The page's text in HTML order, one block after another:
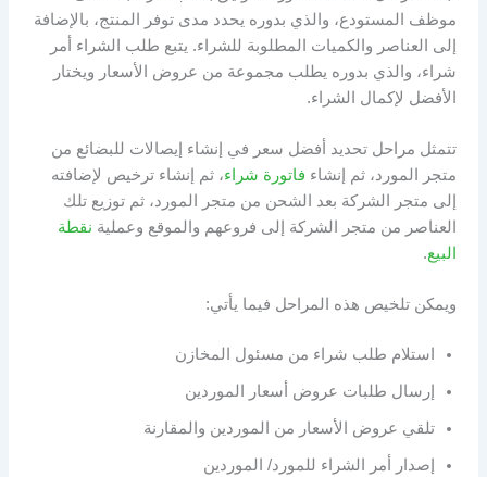
موظف المستودع، والذي بدوره يحدد مدى توفر المنتج، بالإضافة
إلى العناصر والكميات المطلوبة للشراء. يتبع طلب الشراء أمر
شراء، والذي بدوره يطلب مجموعة من عروض الأسعار ويختار
الأفضل لإكمال الشراء.
تتمثل مراحل تحديد أفضل سعر في إنشاء إيصالات للبضائع من
متجر المورد، ثم إنشاء فاتورة شراء، ثم إنشاء ترخيص لإضافته
إلى متجر الشركة بعد الشحن من متجر المورد، ثم توزيع تلك
العناصر من متجر الشركة إلى فروعهم والموقع وعملية نقطة
البيع.
ويمكن تلخيص هذه المراحل فيما يأتي:
استلام طلب شراء من مسئول المخازن
إرسال طلبات عروض أسعار الموردين
تلقي عروض الأسعار من الموردين والمقارنة
إصدار أمر الشراء للمورد/ الموردين